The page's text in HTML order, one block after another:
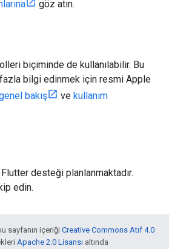
göz atın.
biçiminde de kullanılabilir. Bu
fazla bilgi edinmek için resmi Apple
bakış ve kullanım
desteği planlanmaktadır.
edin.
sayfanın içeriği Creative Commons Atıf 4.0
Apache 2.0 Lisansı altında